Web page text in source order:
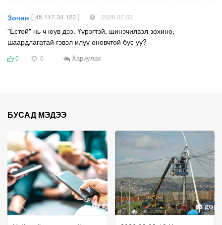
Зочин [ 45.117.34.122 ] 2026.02.02
"Ёстой" нь ч юув дээ. Үүрэгтэй, шинэчилвэл зохино,
шаардлагатай гэвэл илүү оновчтой бус уу?
0 0 Хариулах
БУСАД МЭДЭЭ